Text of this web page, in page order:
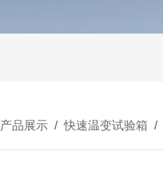
产品展示/快速温变试验箱 /